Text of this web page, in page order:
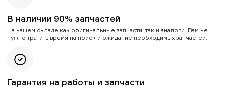
В наличии 90% запчастей
На нашем складе как оригинальные запчасти, так и аналоги. Вам не
нужно тратить время на поиск и ожидание необходимых запчастей.
Гарантия на работы и запчасти